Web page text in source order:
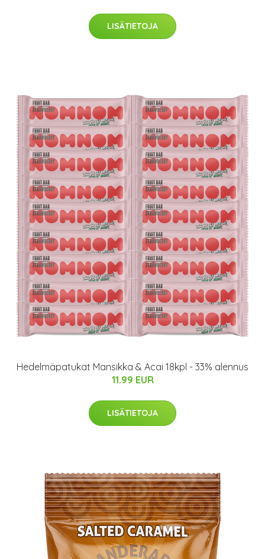
LISÄTIETOJA
Hedelmäpatukat Mansikka & Acai 18kpl - 33% alennus
11.99 EUR
LISÄTIETOJA